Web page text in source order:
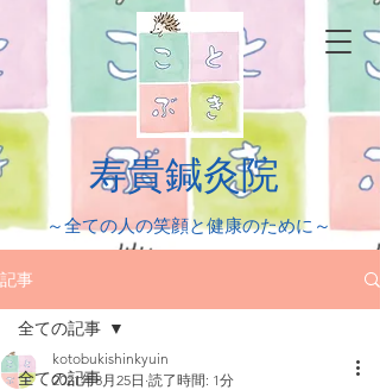
​寿貴鍼灸院
​～全ての人の笑顔と健康のために～
記事
全ての記事
全ての記事
kotobukishinkyuin
2021年8月25日 読了時間: 1分